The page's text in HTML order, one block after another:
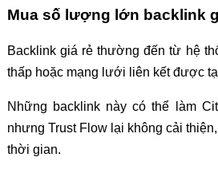
Mua số lượng lớn backlink
Backlink giá rẻ thường đến từ hệ
thấp hoặc mạng lưới liên kết được
Những backlink này có thể làm
nhưng Trust Flow lại không cải
thời gian.